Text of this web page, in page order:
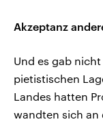
Akzeptanz
Und es gab
pietistischen
Landes hatten
wandten sich an